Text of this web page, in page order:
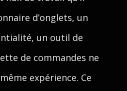
d’onglets, un
un outil de
de commandes ne
expérience. Ce